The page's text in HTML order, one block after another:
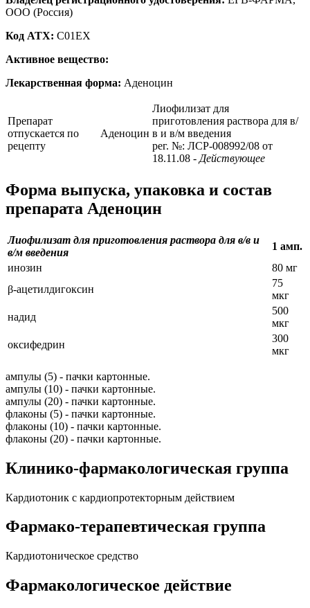
ООО (Россия)
Код ATX: C01EX
Активное вещество:
Лекарственная форма: Аденоцин
Препарат
отпускается по
рецепту
Аденоцин
Лиофилизат для
приготовления раствора для в/
в и в/м введения
рег. №: ЛСР-008992/08 от
18.11.08 - Действующее
Форма выпуска, упаковка и состав
препарата Аденоцин
Лиофилизат для приготовления раствора для в/в и
в/м введения
1 амп.
инозин
80 мг
β-ацетилдигоксин
75
мкг
надид
500
мкг
оксифедрин
300
мкг
ампулы (5) - пачки картонные.
ампулы (10) - пачки картонные.
ампулы (20) - пачки картонные.
флаконы (5) - пачки картонные.
флаконы (10) - пачки картонные.
флаконы (20) - пачки картонные.
Клинико-фармакологическая группа
Кардиотоник с кардиопротекторным действием
Фармако-терапевтическая группа
Кардиотоническое средство
Фармакологическое действие